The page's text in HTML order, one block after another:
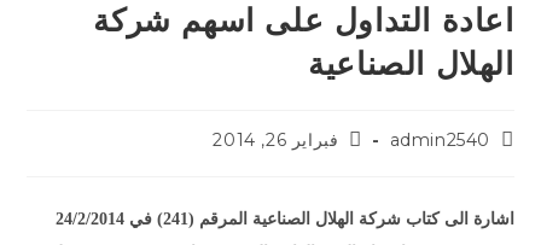
اعادة التداول على اسهم شركة
الهلال الصناعية
admin2540 فبراير 26, 2014
اشارة الى كتاب شركة الهلال الصناعية المرقم (241) في 24/2/2014